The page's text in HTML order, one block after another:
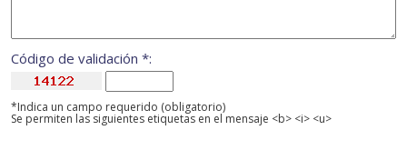
Código de validación *:
*Indica un campo requerido (obligatorio)
Se permiten las siguientes etiquetas en el mensaje <b> <i> <u>